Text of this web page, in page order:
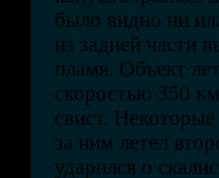
было видно ни
из задней части
пламя. Объект
скоростью 350
свист.
за ним летел
ударился о